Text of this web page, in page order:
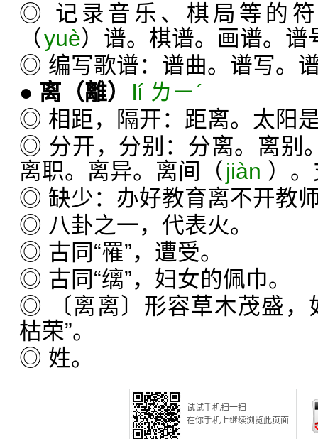
◎ 记录音乐、棋局等的
（yuè）谱。棋谱。画谱。谱
◎ 编写歌谱：谱曲。谱写。
● 离 （離）
lí ㄌㄧˊ
◎ 相距，隔开：距离。太阳
◎ 分开，分别：分离。离别
离职。离异。离间（ jiàn ）
◎ 缺少：办好教育离不开教
◎ 八卦之一，代表火。
◎ 古同“罹”，遭受。
◎ 古同“缡”，妇女的佩巾。
◎ 〔离离〕形容草木茂盛，
枯荣”。
◎ 姓。
试试手机扫一扫
在你手机上继续浏览此页面